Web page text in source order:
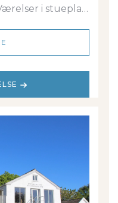
i stueplan